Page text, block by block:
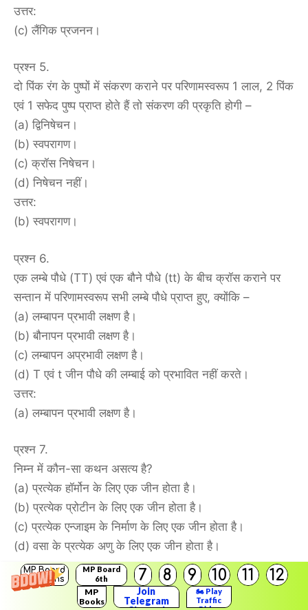
MP Board
Solutions
MP Board
6th
Solutions
7 8 9 10 11 12
MP
Books
Join
Telegram
🏍️ Play
Traffic
उत्तर:
(c) लैंगिक प्रजनन।
प्रश्न 5.
दो पिंक रंग के पुष्पों में संकरण कराने पर परिणामस्वरूप 1 लाल, 2 पिंक
एवं 1 सफेद पुष्प प्राप्त होते हैं तो संकरण की प्रकृति होगी –
(a) द्विनिषेचन।
(b) स्वपरागण।
(c) क्रॉस निषेचन।
(d) निषेचन नहीं।
उत्तर:
(b) स्वपरागण।
प्रश्न 6.
एक लम्बे पौधे (TT) एवं एक बौने पौधे (tt) के बीच क्रॉस कराने पर
सन्तान में परिणामस्वरूप सभी लम्बे पौधे प्राप्त हुए, क्योंकि –
(a) लम्बापन प्रभावी लक्षण है।
(b) बौनापन प्रभावी लक्षण है।
(c) लम्बापन अप्रभावी लक्षण है।
(d) T एवं t जीन पौधे की लम्बाई को प्रभावित नहीं करते।
उत्तर:
(a) लम्बापन प्रभावी लक्षण है।
प्रश्न 7.
निम्न में कौन-सा कथन असत्य है?
(a) प्रत्येक हॉर्मोन के लिए एक जीन होता है।
(b) प्रत्येक प्रोटीन के लिए एक जीन होता है।
(c) प्रत्येक एन्जाइम के निर्माण के लिए एक जीन होता है।
(d) वसा के प्रत्येक अणु के लिए एक जीन होता है।
उत्तर:
(d) वसा के प्रत्येक अणु के लिए एक जीन होता है।